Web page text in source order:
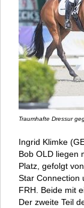
Traumhafte Dressur
Ingrid Klimke
Bob OLD liegen
Platz, gefolgt
Star Connection
FRH. Beide mit
Der zweite Teil